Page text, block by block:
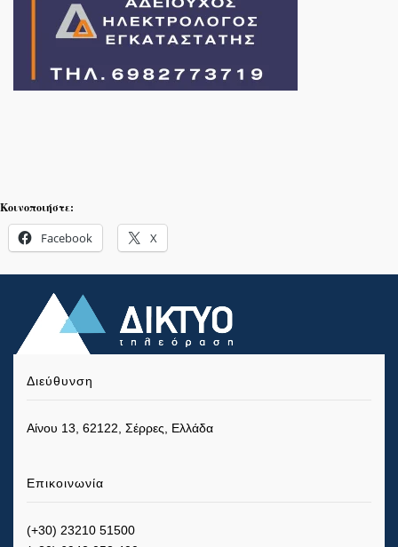
Κοινοποιήστε:
Facebook X
Διεύθυνση
Αίνου 13, 62122, Σέρρες, Ελλάδα
Επικοινωνία
(+30) 23210 51500